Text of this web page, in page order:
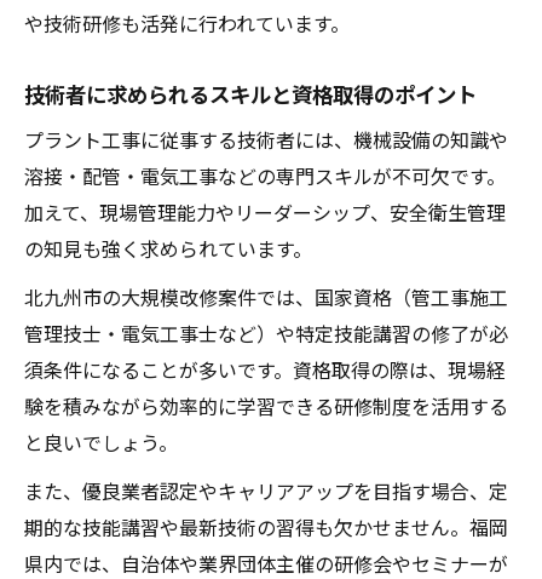
や技術研修も活発に行われています。
技術者に求められるスキルと資格取得のポイント
プラント工事に従事する技術者には、機械設備の知識や
溶接・配管・電気工事などの専門スキルが不可欠です。
加えて、現場管理能力やリーダーシップ、安全衛生管理
の知見も強く求められています。
北九州市の大規模改修案件では、国家資格（管工事施工
管理技士・電気工事士など）や特定技能講習の修了が必
須条件になることが多いです。資格取得の際は、現場経
験を積みながら効率的に学習できる研修制度を活用する
と良いでしょう。
また、優良業者認定やキャリアアップを目指す場合、定
期的な技能講習や最新技術の習得も欠かせません。福岡
県内では、自治体や業界団体主催の研修会やセミナーが